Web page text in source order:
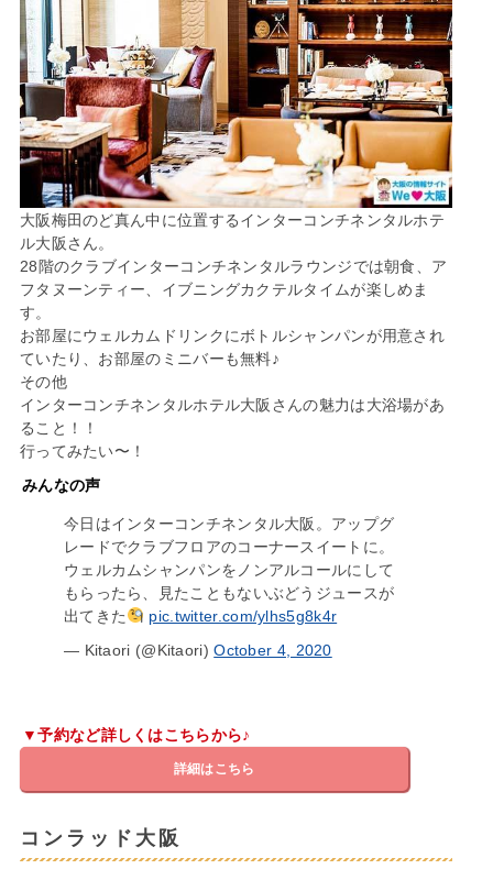
大阪梅田のど真ん中に位置するインターコンチネンタルホテ
ル大阪さん。
28階のクラブインターコンチネンタルラウンジでは朝食、ア
フタヌーンティー、イブニングカクテルタイムが楽しめま
す。
お部屋にウェルカムドリンクにボトルシャンパンが用意され
ていたり、お部屋のミニバーも無料♪
その他
インターコンチネンタルホテル大阪さんの魅力は大浴場があ
ること！！
行ってみたい〜！
みんなの声
今日はインターコンチネンタル大阪。アップグ
レードでクラブフロアのコーナースイートに。
ウェルカムシャンパンをノンアルコールにして
もらったら、見たこともないぶどうジュースが
出てきた
pic.twitter.com/ylhs5g8k4r
— Kitaori (@Kitaori)October 4, 2020
▼予約など詳しくはこちらから♪
詳細はこちら
コンラッド大阪